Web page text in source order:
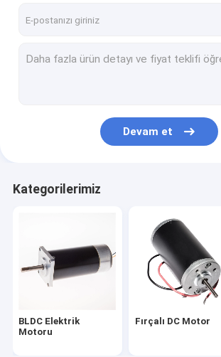
PMDC Motoru
AC servo motor
Fırçasız Motor Sürücüsü
Mikro DC Motor
DC Motor Statoru
Devam et
Kategorilerimiz
BLDC Elektrik
Motoru
Fırçalı DC Motor